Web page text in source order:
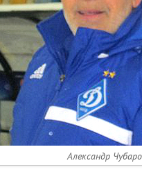
Александр